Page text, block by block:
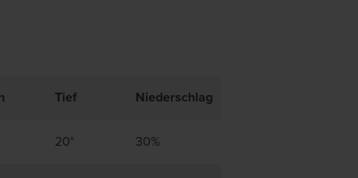
Tief Niederschlag
20° 30%